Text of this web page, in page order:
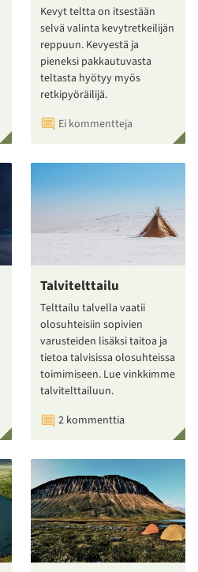
Kevyt teltta on itsestään
selvä valinta kevytretkeilijän
reppuun. Kevyestä ja
pieneksi pakkautuvasta
teltasta hyötyy myös
retkipyöräilijä.
Ei kommentteja
Talvitelttailu
Telttailu talvella vaatii
olosuhteisiin sopivien
varusteiden lisäksi taitoa ja
tietoa talvisissa olosuhteissa
toimimiseen. Lue vinkkimme
talvitelttailuun.
2 kommenttia